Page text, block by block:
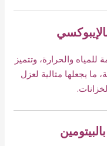
للمياه والحرارة، وتتميز
ما يجعلها مثالية لعزل